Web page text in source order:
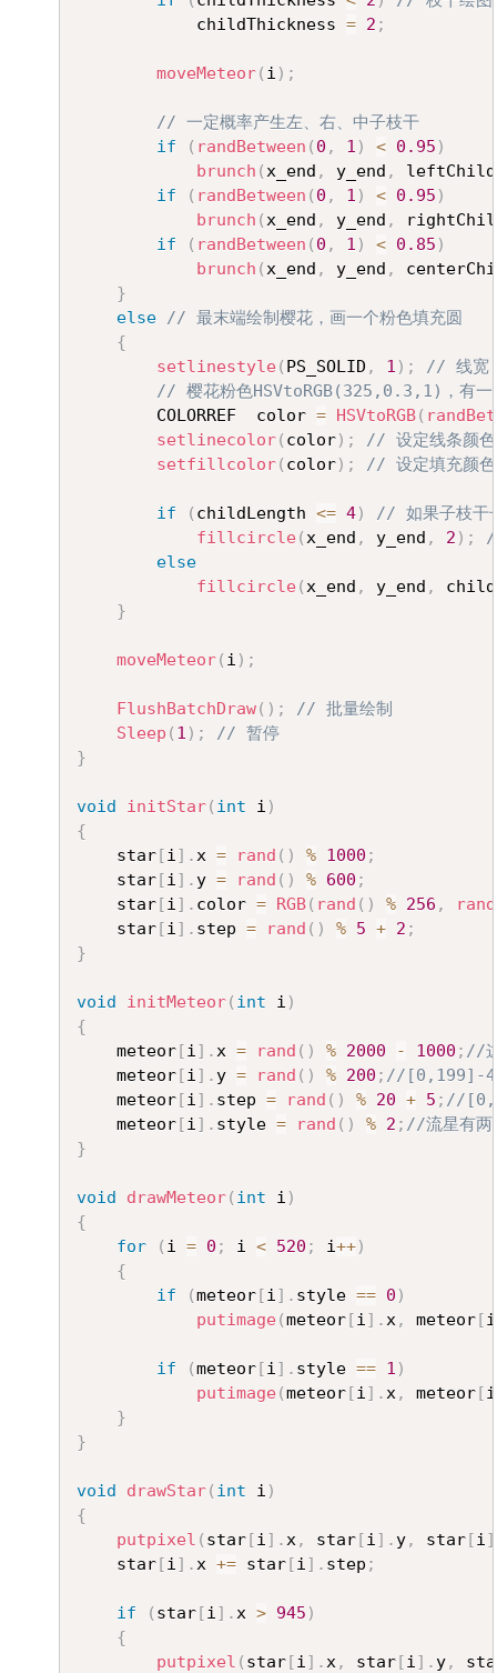
			childThickness
= 2 ;
moveMeteor( i ) ;
// 一定概率产生左、右、中子枝干
if
( randBetween ( 0 , 1 ) < 0.95 )
brunch (x_end , y_end ,
if
( randBetween ( 0 , 1 ) < 0.95 )
brunch (x_end , y_end ,
if
( randBetween ( 0 , 1 ) < 0.85 )
brunch (x_end , y_end ,
}
else // 最末端绘制樱花，画一个粉色填充圆
{
setlinestyle( PS_SOLID , 1 ) ;
// 线宽
// 樱花粉色HSVtoRGB(325,0.3,1)，有一
		COLORREF  color
= HSVtoRGB(
setlinecolor( color) ;
// 设定线条颜色
setfillcolor( color) ; // 设定填充颜色
if ( childLength <= 4)
// 如果子枝干
fillcircle(x_end , y_end , 2 ) ;
else
fillcircle(x_end , y_end ,
}
moveMeteor( i ) ;
FlushBatchDraw( ) ;
// 批量绘制
Sleep ( 1 ) ;
// 暂停
}
void initStar( int i )
{
	star
[i] .x = rand ( ) % 1000 ;
	star
[i] . y = rand ( ) % 600 ;
	star
[i] . color = RGB( rand ( ) % 256 , rand
	star
[i] . step = rand ( ) % 5 + 2 ;
}
void initMeteor( int i )
{
	meteor
[i] .x = rand ( ) % 2000 - 1000 ; //
	meteor
[i] . y = rand ( ) % 200 ; //[0,199]-
	meteor
[i] . step = rand ( ) % 20 + 5 ; //
	meteor
[i] . style = rand ( ) % 2 ; //流星有两
}
void drawMeteor( int i )
{
for
( i = 0 ; i < 520 ; i++)
{
if
(meteor[i] . style == 0 )
putimage(meteor[i] .x, meteor[i
if (meteor[i] . style == 1 )
putimage(meteor[i] .x, meteor[i
}
}
void drawStar( int i )
{
putpixel ( star[i] .x, star[i] . y, star[i]
	star
[i] .x += star[i] . step ;
if ( star[i] .x > 945 )
{
putpixel ( star[i] .x, star[i] . y,